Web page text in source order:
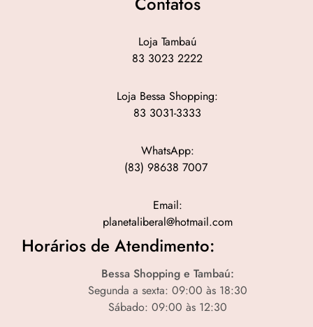
Loja Tambaú
83 3023 2222
Loja Bessa Shopping:
83 3031-3333
WhatsApp:
(83) 98638 7007
Email:
planetaliberal@hotmail.com
Horários de Atendimento:
Bessa Shopping e Tambaú:
Segunda a sexta: 09:00 às 18:30
Sábado: 09:00 às 12:30